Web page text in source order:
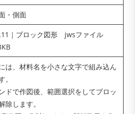
・側面
｜ブロック図形 jwsファイル
は、材料名を小さな文字で組み込ん
。
ドで作図後、範囲選択をしてブロッ
除します。